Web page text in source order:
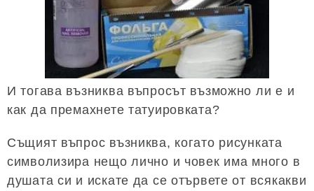
И тогава възниква въпросът възможно ли е и
как да премахнете татуировката?
Същият въпрос възниква, когато рисунката
символизира нещо лично и човек има много в
душата си и искате да се отървете от всякакви